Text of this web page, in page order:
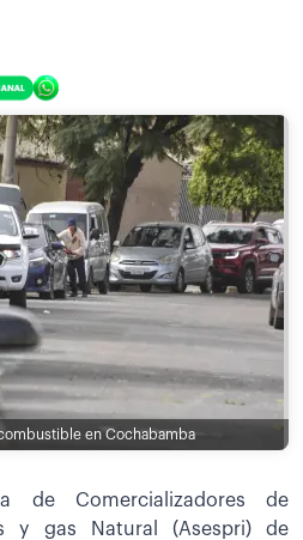
en Cochabamba
de Comercializadores de
y gas Natural (Asespri) de